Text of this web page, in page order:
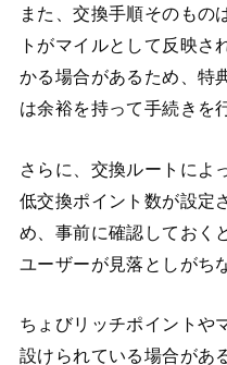
また、交換手順そのもの
トがマイルとして反映さ
かる場合があるため、特
は余裕を持って手続きを
さらに、交換ルートによ
低交換ポイント数が設定
め、事前に確認しておく
ユーザーが見落としがち
ちょびリッチポイントや
設けられている場合があ